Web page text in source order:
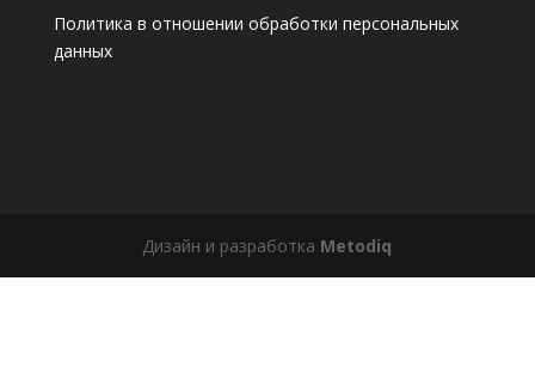
Политика в отношении обработки персональных
данных
Дизайн и разработка Metodiq